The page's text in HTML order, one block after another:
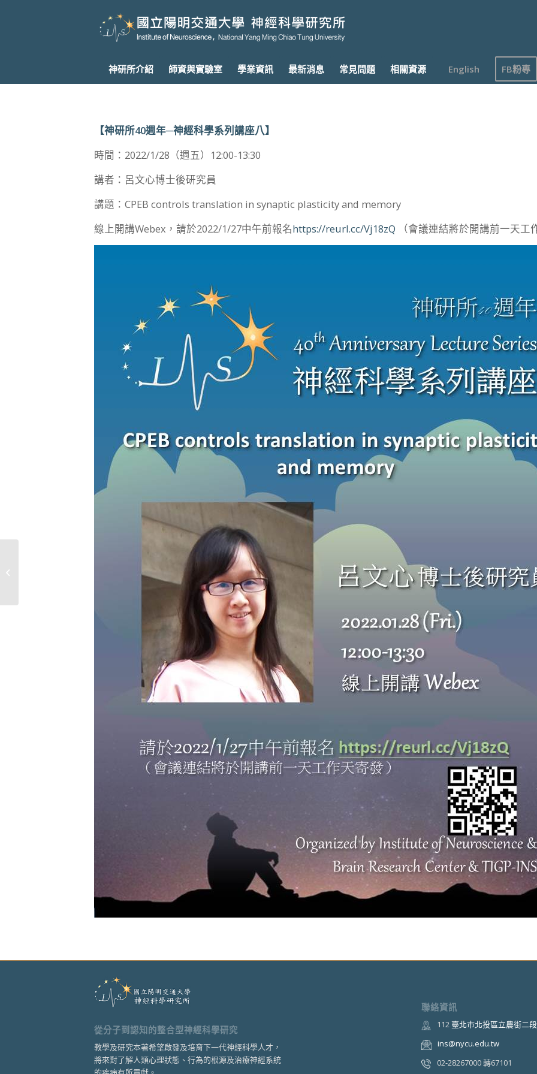
神研所介紹 師資與實驗室 學業資訊 最新消息 常見問題 相關資源 English FB粉專
【神研所40週年─神經科學系列講座八】
時間：2022/1/28（週五）12:00-13:30
講者：呂文心博士後研究員
講題：CPEB controls translation in synaptic plasticity and memory
線上開講Webex，請於2022/1/27中午前報名https://reurl.cc/Vj18zQ （會議連結將於開講前一天工
從分子到認知的整合型神經科學研究
教學及研究本著希望啟發及培育下一代神經科學人才，
將來對了解人類心理狀態、行為的根源及治療神經系統
聯絡資訊
112臺北市北投區立農街二
ins@nycu.edu.tw
02-28267000 轉67101